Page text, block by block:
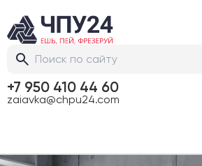
+7 950 410 44 60
zaiavka@chpu24.com